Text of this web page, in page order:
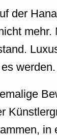
der
mehr.
werden.
in